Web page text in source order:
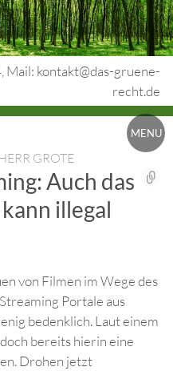
kontakt@das-gruene-
recht.de
MENU
GROTE
Auch das
illegal
von Filmen im Wege des
Portale aus
bedenklich. Laut einem
bereits hierin eine
Drohen jetzt